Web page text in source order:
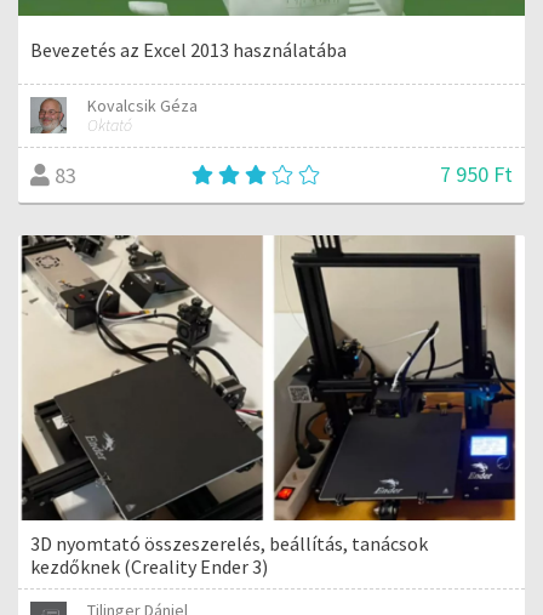
Bevezetés az Excel 2013 használatába
Kovalcsik Géza
Oktató
83 7 950 Ft
3D nyomtató összeszerelés, beállítás, tanácsok
kezdőknek (Creality Ender 3)
Tilinger Dániel